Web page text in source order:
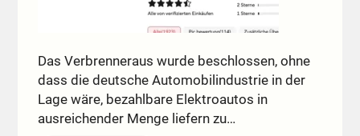
Das Verbrenneraus wurde beschlossen, ohne
dass die deutsche Automobilindustrie in der
Lage wäre, bezahlbare Elektroautos in
ausreichender Menge liefern zu…